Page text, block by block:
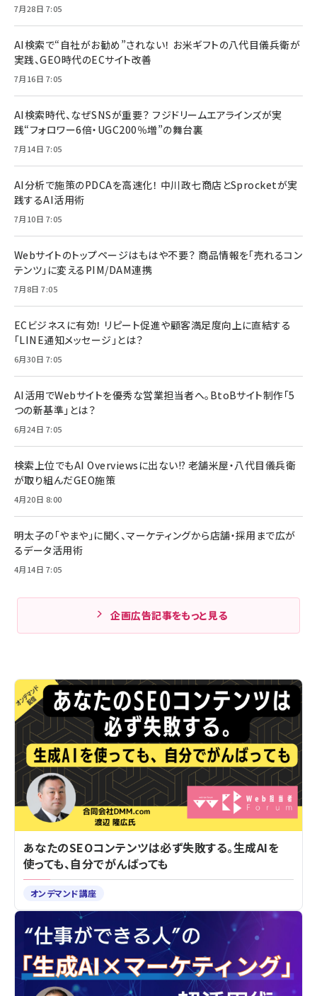
7月28日 7:05
AI検索で“自社がお勧め”されない！ お米ギフトの八代目儀兵衛が
実践、GEO時代のECサイト改善
7月16日 7:05
AI検索時代、なぜSNSが重要？ フジドリームエアラインズが実
践“フォロワー6倍・UGC200％増”の舞台裏
7月14日 7:05
AI分析で施策のPDCAを高速化！ 中川政七商店とSprocketが実
践するAI活用術
7月10日 7:05
Webサイトのトップページはもはや不要？ 商品情報を「売れるコン
テンツ」に変えるPIM/DAM連携
7月8日 7:05
ECビジネスに有効！ リピート促進や顧客満足度向上に直結する
「LINE通知メッセージ」とは？
6月30日 7:05
AI活用でWebサイトを優秀な営業担当者へ。BtoBサイト制作「5
つの新基準」とは？
6月24日 7:05
検索上位でもAI Overviewsに出ない!? 老舗米屋・八代目儀兵衛
が取り組んだGEO施策
4月20日 8:00
明太子の「やまや」に聞く、マーケティングから店舗・採用まで広が
るデータ活用術
4月14日 7:05
企画広告記事をもっと見る
あなたのSEOコンテンツは必ず失敗する。生成AIを
使っても、自分でがんばっても
オンデマンド講座